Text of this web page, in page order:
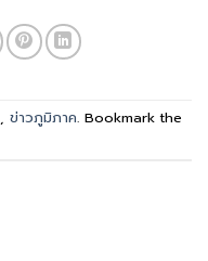
, ข่าวภูมิภาค. Bookmark the